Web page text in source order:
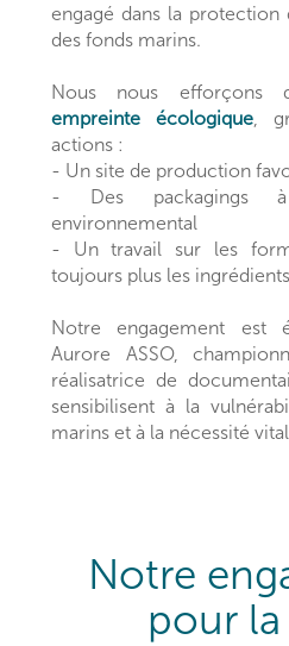
engagé dans la protection
des fonds marins.
Nous nous efforçons
empreinte écologique ,
actions :
- Un site de production
- Des packagings
environnemental
- Un travail sur les
toujours plus les
Notre engagement est
Aurore ASSO,
réalisatrice de
sensibilisent à la
marins et à la nécessité
Notre
pour la